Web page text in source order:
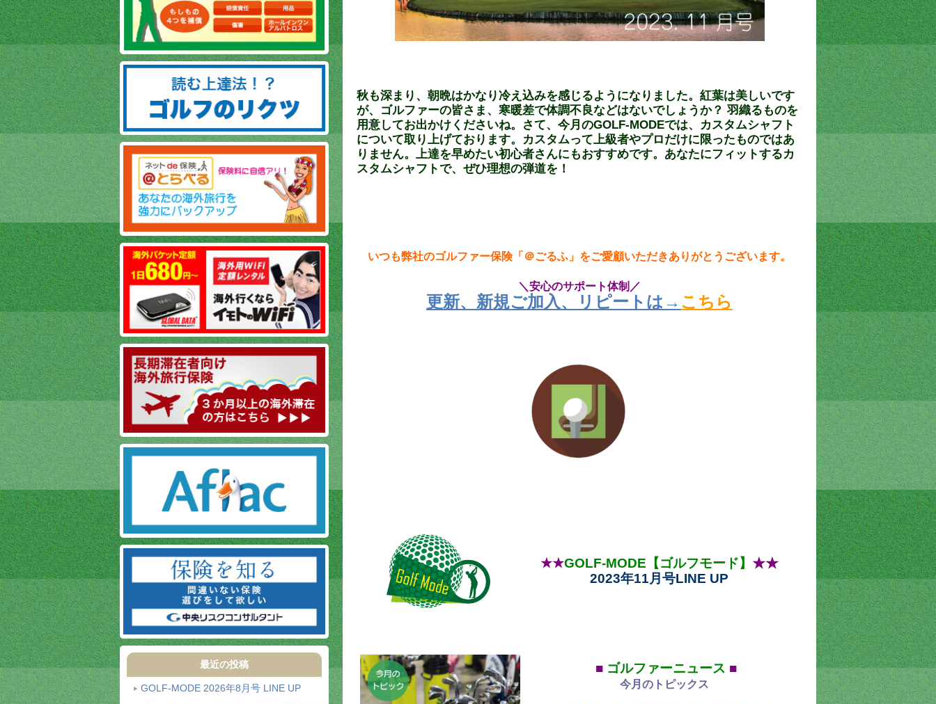
最近の投稿
GOLF-MODE 2026年8月号 LINE UP
秋も深まり、朝晩はかなり冷え込みを感じるようになりました。紅葉は美しいです
が、ゴルファーの皆さま、寒暖差で体調不良などはないでしょうか？ 羽織るものを
用意してお出かけくださいね。さて、今月のGOLF-MODEでは、カスタムシャフト
について取り上げております。カスタムって上級者やプロだけに限ったものではあ
りません。上達を早めたい初心者さんにもおすすめです。あなたにフィットするカ
スタムシャフトで、ぜひ理想の弾道を！
いつも弊社のゴルファー保険「＠ごるふ」をご愛顧いただきありがとうございます。
＼安心のサポート体制／
更新、新規ご加入、リピートは→ こちら
★★GOLF-MODE【ゴルフモード】 ★★
2023年11月号LINE UP
■ゴルファーニュース ■
今月のトピックス